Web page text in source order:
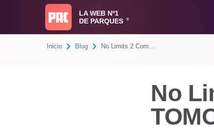
LA WEB Nº1
DE PARQUES
®
Inicio Blog No Limits 2 Com...
No